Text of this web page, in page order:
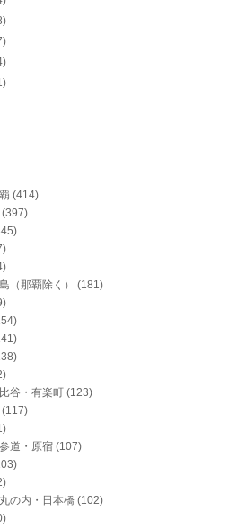
(414)
(397)
（那覇除く）
(181)
谷・有楽町 (123)
(117)
道・原宿 (107)
の内・日本橋 (102)